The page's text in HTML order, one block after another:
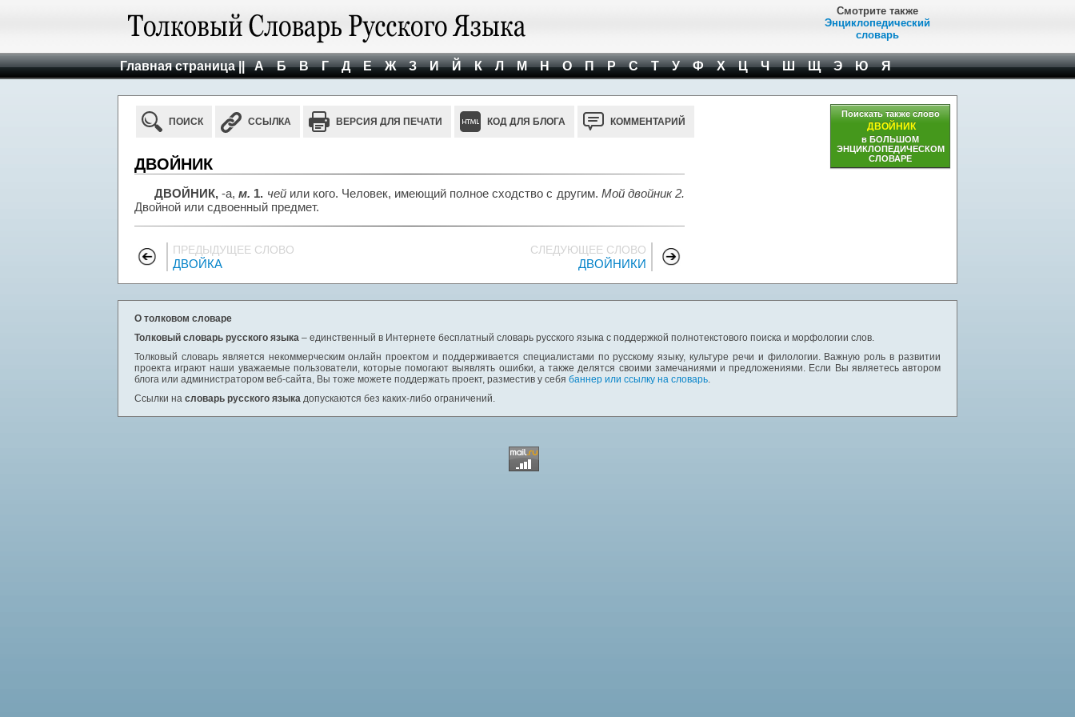
Смотрите также
Энциклопедический
словарь
Главная страница || А Б В Г Д Е Ж З И Й К Л М Н О П Р С Т У Ф Х Ц Ч Ш Щ Э Ю Я
ПОИСК ССЫЛКА ВЕРСИЯ ДЛЯ ПЕЧАТИ КОД ДЛЯ БЛОГА КОММЕНТАРИЙ
ДВОЙНИК
ДВОЙНИК, -а, м. 1. чейили кого. Человек, имеющий полное сходство с другим. Мой двойник 2.
Двойной или сдвоенный предмет.
ПРЕДЫДУЩЕЕ СЛОВО
ДВОЙКА
СЛЕДУЮЩЕЕ СЛОВО
ДВОЙНИКИ
Поискать также слово
ДВОЙНИК
в БОЛЬШОМ
ЭНЦИКЛОПЕДИЧЕСКОМ
СЛОВАРЕ
О толковом словаре
Толковый словарь русского языка – единственный в Интернете бесплатный словарь русского языка с поддержкой полнотекстового поиска и морфологии слов.
Толковый словарь является некоммерческим онлайн проектом и поддерживается специалистами по русскому языку, культуре речи и филологии. Важную роль в развитии
проекта играют наши уважаемые пользователи, которые помогают выявлять ошибки, а также делятся своими замечаниями и предложениями. Если Вы являетесь автором
блога или администратором веб-сайта, Вы тоже можете поддержать проект, разместив у себя баннер или ссылку на словарь.
Ссылки на словарь русского языка допускаются без каких-либо ограничений.